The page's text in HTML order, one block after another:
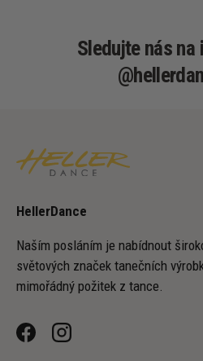
Sledujte nás na
HellerDance
Naším posláním je nabídnout
světových značek tanečních
mimořádný požitek z tance.
FacebookInstagram